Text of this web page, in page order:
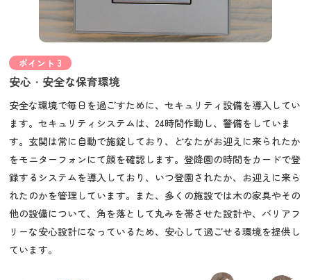
ポイント 3
安心・安全な保育環境
安全な環境で毎日を過ごすために、セキュリティ設備を導入してい
ます。セキュリティシステムは、24時間作動し、警備をしていま
す。玄関は常に自動で施錠しており、どなたがお迎えに来られたか
をモニターフォンにて顔を確認します。登降園の時間をカードで登
録するシステムを導入しており、いつ登園されたか、お迎えに来ら
れたのかを管理しています。また、多くの施設では木の家具やその
他の設備について、角を落として丸みを帯させた設計や、バリアフ
リーな安心設計になっているため、安心して過ごせる環境を提供し
ています。